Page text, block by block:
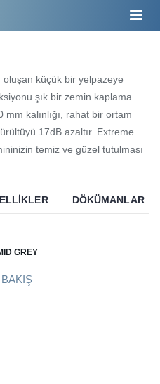
küçük bir yelpazeye
şık bir zemin kaplama
kalınlığı, rahat bir ortam
17dB azaltır. Extreme
temiz ve güzel tutulması
DÖKÜMANLAR
GREY